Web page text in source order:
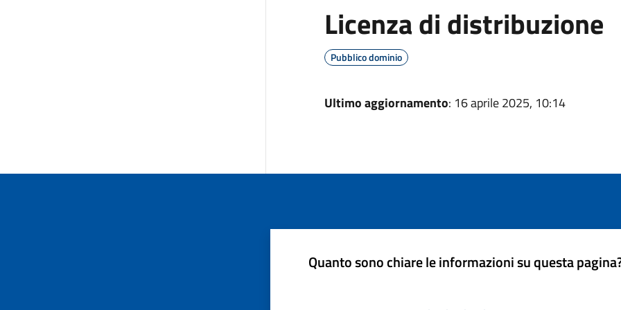
Licenza di distribuzione
Pubblico dominio
Ultimo aggiornamento: 16 aprile 2025, 10:14
Quanto sono chiare le informazioni su questa